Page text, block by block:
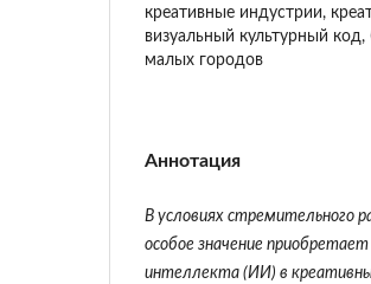
креативные индустрии,
визуальный культурный
малых городов
Аннотация
В условиях стремительного
особое значение
интеллекта (ИИ) в